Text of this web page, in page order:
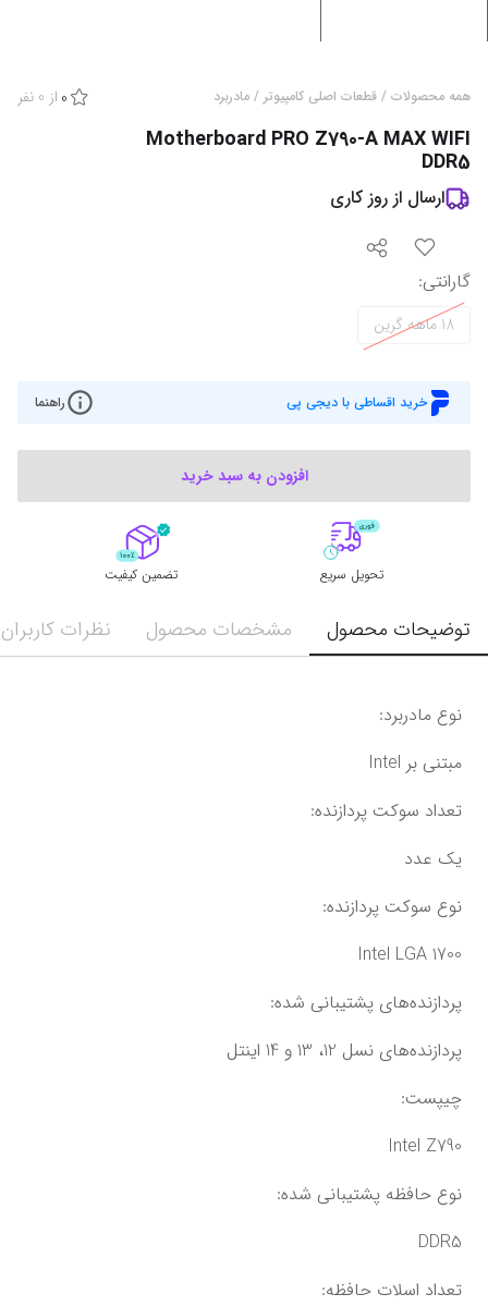
همه محصولات / قطعات اصلی کامپیوتر / مادربرد 0 از 0 نفر
Motherboard PRO Z790-A MAX WIFI
DDR5
ارسال از روز کاری
گارانتی:
18 ماهه گرین
خرید اقساطی با دیجی پی راهنما
افزودن به سبد خرید
تحویل سریع تضمین کیفیت
توضیحات محصول مشخصات محصول نظرات کاربران
نوع مادربرد:
مبتنی بر Intel
تعداد سوکت پردازنده:
یک عدد
نوع سوکت پردازنده:
Intel LGA 1700
پردازنده‌های پشتیبانی شده:
پردازنده‌های نسل 12، 13 و 14 اینتل
چیپست:
Intel Z790
نوع حافظه پشتیبانی شده:
DDR5
تعداد اسلات حافظه: